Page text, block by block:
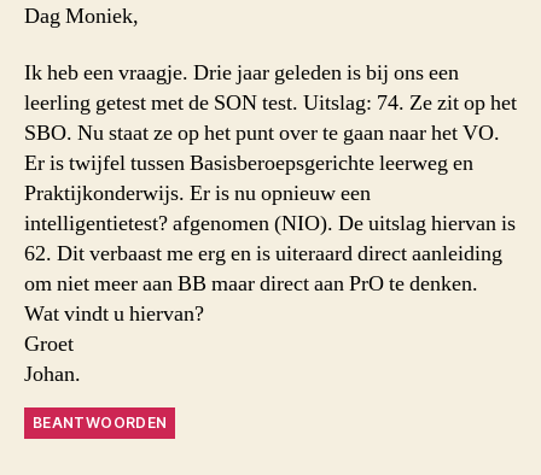
Dag Moniek,
Ik heb een vraagje. Drie jaar geleden is bij ons een
leerling getest met de SON test. Uitslag: 74. Ze zit op het
SBO. Nu staat ze op het punt over te gaan naar het VO.
Er is twijfel tussen Basisberoepsgerichte leerweg en
Praktijkonderwijs. Er is nu opnieuw een
intelligentietest? afgenomen (NIO). De uitslag hiervan is
62. Dit verbaast me erg en is uiteraard direct aanleiding
om niet meer aan BB maar direct aan PrO te denken.
Wat vindt u hiervan?
Groet
Johan.
BEANTWOORDEN